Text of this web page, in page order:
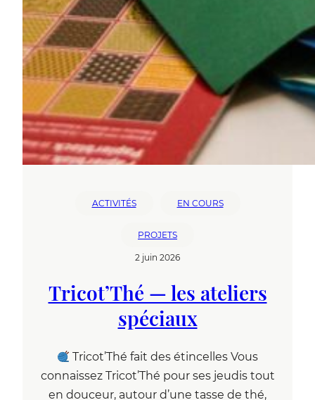
ACTIVITÉS EN COURS
PROJETS
2 juin 2026
Tricot’Thé — les ateliers
spéciaux
Tricot’Thé fait des étincelles Vous
connaissez Tricot’Thé pour ses jeudis tout
en douceur, autour d’une tasse de thé,